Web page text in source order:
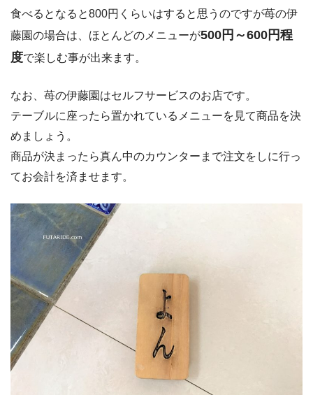
食べるとなると800円くらいはすると思うのですが苺の伊
藤園の場合は、ほとんどのメニューが500円～600円程
度で楽しむ事が出来ます。
なお、苺の伊藤園はセルフサービスのお店です。
テーブルに座ったら置かれているメニューを見て商品を決
めましょう。
商品が決まったら真ん中のカウンターまで注文をしに行っ
てお会計を済ませます。